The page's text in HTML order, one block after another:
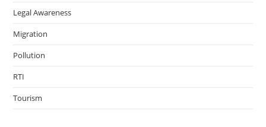
Legal Awareness
Migration
Pollution
RTI
Tourism